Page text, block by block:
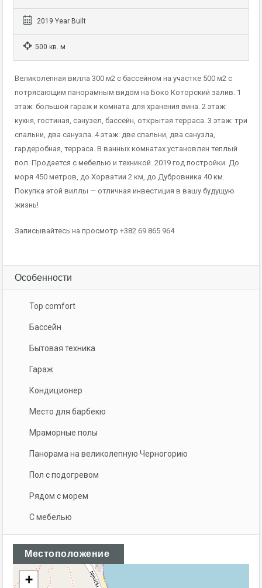
2019 Year Built
500 кв. м
Великолепная вилла 300 м2 с бассейном на участке 500 м2 с
потрясающим панорамным видом на Боко Которский залив. 1
этаж: большой гараж и комната для хранения вина. 2 этаж:
кухня, гостиная, санузел, бассейн, открытая терраса. 3 этаж: три
спальни, два санузла. 4 этаж: две спальни, два санузла,
гардеробная, терраса. В ванных комнатах установлен теплый
пол. Продается с мебелью и техникой. 2019 год постройки. До
моря 450 метров, до Хорватии 2 км, до Дубровника 40 км.
Покупка этой виллы — отличная инвестиция в вашу будущую
жизнь!
Записывайтесь на просмотр +382 69 865 964
Особенности
Top comfort
Бассейн
Бытовая техника
Гараж
Кондиционер
Место для барбекю
Мраморные полы
Панорама на великолепную Черногорию
Пол с подогревом
Рядом с морем
С мебелью
Местоположение
+